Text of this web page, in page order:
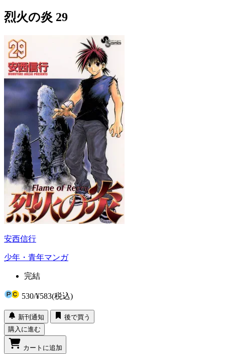
烈火の炎 29
安西信行
少年・青年マンガ
完結
530/¥583(税込)
新刊通知
後で買う
購入に進む
カートに追加